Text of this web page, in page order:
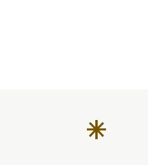
asterisk